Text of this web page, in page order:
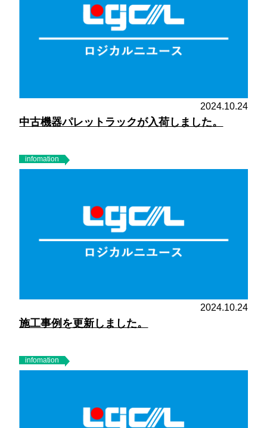
2024.10.24
中古機器パレットラックが入荷しました。
infomation
2024.10.24
施工事例を更新しました。
infomation